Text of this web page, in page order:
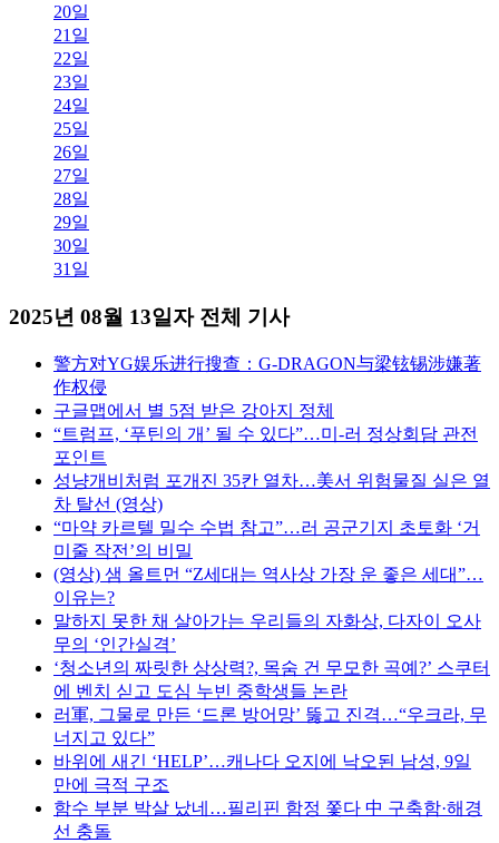
20일
21일
22일
23일
24일
25일
26일
27일
28일
29일
30일
31일
2025년 08월 13일자 전체 기사
警方对YG娱乐进行搜查：G-DRAGON与梁铉锡涉嫌著
作权侵
구글맵에서 별 5점 받은 강아지 정체
“트럼프, ‘푸틴의 개’ 될 수 있다”…미-러 정상회담 관전
포인트
성냥개비처럼 포개진 35칸 열차…美서 위험물질 실은 열
차 탈선 (영상)
“마약 카르텔 밀수 수법 참고”…러 공군기지 초토화 ‘거
미줄 작전’의 비밀
(영상) 샘 올트먼 “Z세대는 역사상 가장 운 좋은 세대”…
이유는?
말하지 못한 채 살아가는 우리들의 자화상, 다자이 오사
무의 ‘인간실격’
‘청소년의 짜릿한 상상력?, 목숨 건 무모한 곡예?’ 스쿠터
에 벤치 싣고 도심 누빈 중학생들 논란
러軍, 그물로 만든 ‘드론 방어망’ 뚫고 진격…“우크라, 무
너지고 있다”
바위에 새긴 ‘HELP’…캐나다 오지에 낙오된 남성, 9일
만에 극적 구조
함수 부분 박살 났네…필리핀 함정 쫓다 中 구축함·해경
선 충돌